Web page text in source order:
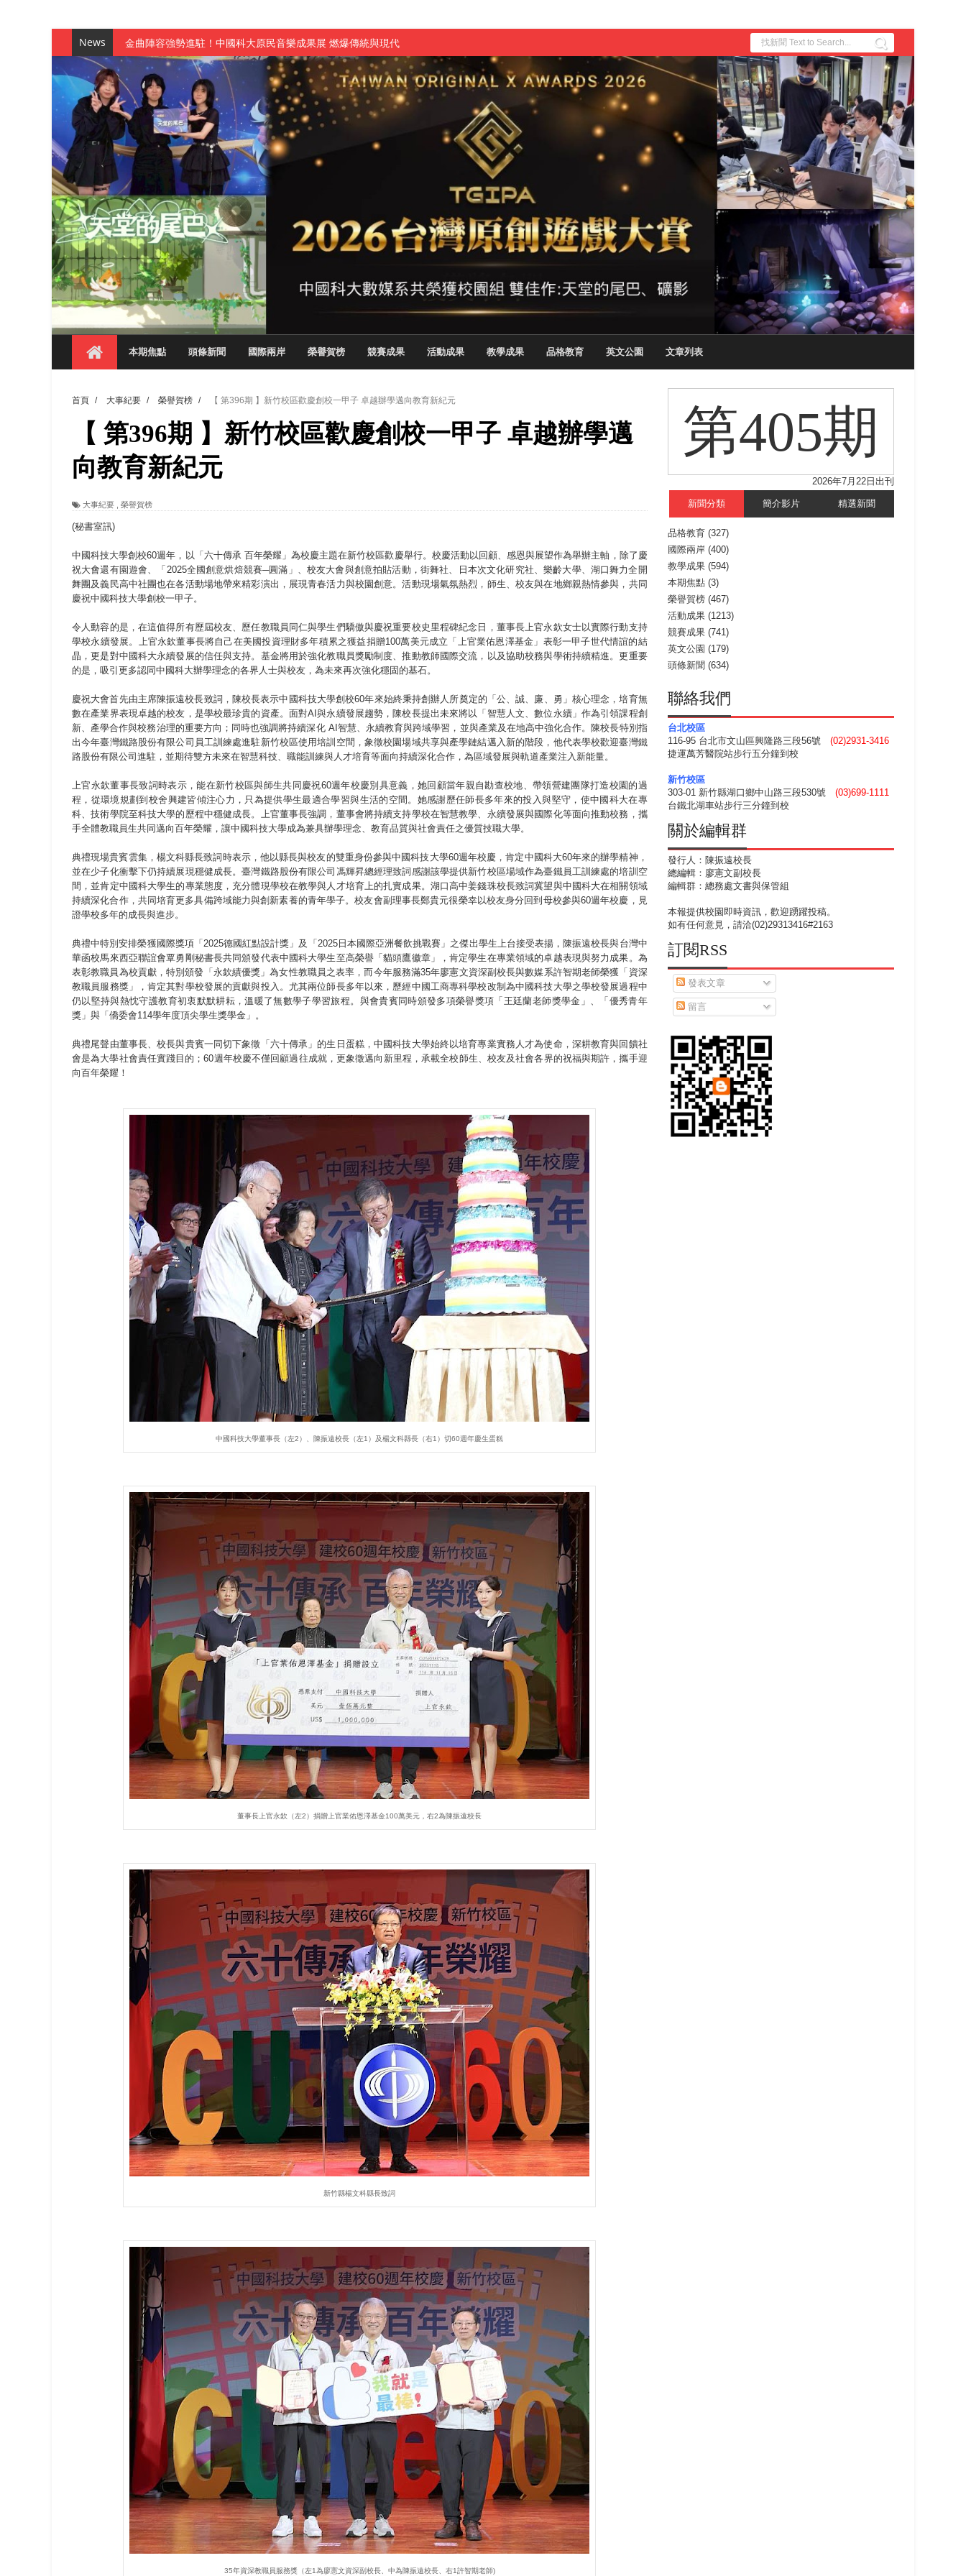
News
金曲陣容強勢進駐！中國科大原民音樂成果展 燃爆傳統與現代
數媒系《天堂的尾巴》、《礦影》勇奪台灣原創遊戲大賞雙佳作
師生攜手磨練一個月！觀管系榮獲天籟盃全國大專廣播詞競賽英文組佳作
一銀彭仁主中國科大開講 解密AI時代的金融轉型與數位正義
通識教育中心主辦「114學年度AI英文自我介紹比賽」成績出爐
數據後的溫度：財金系傑出校友共議「人文素養」 點亮智慧金融時代的跨域新局
森城建設股份有限公司捐贈 嘉惠行管系莘莘學子
產學合作新里程！財金系師生參訪中租控股 探索金融實習優勢
英文公園 315期
【 第404期 】影視系榮獲59屆美國休士頓國際影展最高榮譽白金獎
【 第404期 】你抓得到我嗎？數媒系VR新創遊戲抱回金點新秀獎
【 第404期 】數媒系《光影潛歷史》榮獲全國實務專題競賽第一名
【 第404期 】探索空間設計解方 室設系學子於 2026 TSID 提出具體舊建築再利用提案
【 第404期 】從創意到實踐 數媒系學生於技專校院電腦動畫競賽嶄露頭角
【 第404期 】此夏，向未來！ 中國科大新竹畢典青銀共學、逐夢啟航
領航AI創先例！ 數媒系錄音室獲「杜比全景聲」與「Wwise」雙認證
觀管系展現跨域創新與實作育人成效 AI智慧餐飲管家獲全國第二名
學務處舉辦「董事長『聊』心室」 上官董事長與青年學子溫馨對談 傳遞品格與智慧力量
成人之美成就學生夢想 菁英學程陪伴財金系學生蛻變成金融新星
本期焦點 頭條新聞 國際兩岸 榮譽賀榜 競賽成果 活動成果 教學成果 品格教育 英文公園 文章列表
首頁 / 大事紀要 / 榮譽賀榜 / 【 第396期 】新竹校區歡慶創校一甲子 卓越辦學邁向教育新紀元
【 第396期 】新竹校區歡慶創校一甲子 卓越辦學邁
向教育新紀元
大事紀要 榮譽賀榜
(秘書室訊)
中國科技大學創校60週年，以「六十傳承 百年榮耀」為校慶主題在新竹校區歡慶舉行。校慶活動以回顧、感恩與展望作為舉辦主軸，除了慶
祝大會還有園遊會、「2025全國創意烘焙競賽─圓滿」、校友大會與創意拍貼活動，街舞社、日本次文化研究社、樂齡大學、湖口舞力全開
舞團及義民高中社團也在各活動場地帶來精彩演出，展現青春活力與校園創意。活動現場氣氛熱烈，師生、校友與在地鄉親熱情參與，共同
慶祝中國科技大學創校一甲子。
令人動容的是，在這值得所有歷屆校友、歷任教職員同仁與學生們驕傲與慶祝重要校史里程碑紀念日，董事長上官永欽女士以實際行動支持
學校永續發展。上官永欽董事長將自己在美國投資理財多年積累之獲益捐贈100萬美元成立「上官業佑恩澤基金」表彰一甲子世代情誼的結
晶，更是對中國科大永續發展的信任與支持。基金將用於強化教職員獎勵制度、推動教師國際交流，以及協助校務與學術持續精進。更重要
的是，吸引更多認同中國科大辦學理念的各界人士與校友，為未來再次強化穩固的基石。
慶祝大會首先由主席陳振遠校長致詞，陳校長表示中國科技大學創校60年來始終秉持創辦人所奠定的「公、誠、廉、勇」核心理念，培育無
數在產業界表現卓越的校友，是學校最珍貴的資產。面對AI與永續發展趨勢，陳校長提出未來將以「智慧人文、數位永續」作為引領課程創
新、產學合作與校務治理的重要方向；同時也強調將持續深化 AI智慧、永續教育與跨域學習，並與產業及在地高中強化合作。陳校長特別指
出今年臺灣鐵路股份有限公司員工訓練處進駐新竹校區使用培訓空間，象徵校園場域共享與產學鏈結邁入新的階段，他代表學校歡迎臺灣鐵
路股份有限公司進駐，並期待雙方未來在智慧科技、職能訓練與人才培育等面向持續深化合作，為區域發展與軌道產業注入新能量。
上官永欽董事長致詞時表示，能在新竹校區與師生共同慶祝60週年校慶別具意義，她回顧當年親自勘查校地、帶領營建團隊打造校園的過
程，從環境規劃到校舍興建皆傾注心力，只為提供學生最適合學習與生活的空間。她感謝歷任師長多年來的投入與堅守，使中國科大在專
科、技術學院至科技大學的歷程中穩健成長。上官董事長強調，董事會將持續支持學校在智慧教學、永續發展與國際化等面向推動校務，攜
手全體教職員生共同邁向百年榮耀，讓中國科技大學成為兼具辦學理念、教育品質與社會責任之優質技職大學。
典禮現場貴賓雲集，楊文科縣長致詞時表示，他以縣長與校友的雙重身份參與中國科技大學60週年校慶，肯定中國科大60年來的辦學精神，
並在少子化衝擊下仍持續展現穩健成長。臺灣鐵路股份有限公司馮輝昇總經理致詞感謝該學提供新竹校區場域作為臺鐵員工訓練處的培訓空
間，並肯定中國科大學生的專業態度，充分體現學校在教學與人才培育上的扎實成果。湖口高中姜錢珠校長致詞冀望與中國科大在相關領域
持續深化合作，共同培育更多具備跨域能力與創新素養的青年學子。校友會副理事長鄭貴元很榮幸以校友身分回到母校參與60週年校慶，見
證學校多年的成長與進步。
典禮中特別安排榮獲國際獎項「2025德國紅點設計獎」及「2025日本國際亞洲餐飲挑戰賽」之傑出學生上台接受表揚，陳振遠校長與台灣中
華函校馬來西亞聯誼會覃勇剛秘書長共同頒發代表中國科大學生至高榮譽「貓頭鷹徽章」，肯定學生在專業領域的卓越表現與努力成果。為
表彰教職員為校貢獻，特別頒發「永欽績優獎」為女性教職員之表率，而今年服務滿35年廖憲文資深副校長與數媒系許智期老師榮獲「資深
教職員服務獎」，肯定其對學校發展的貢獻與投入。尤其兩位師長多年以來，歷經中國工商專科學校改制為中國科技大學之學校發展過程中
仍以堅持與熱忱守護教育初衷默默耕耘，溫暖了無數學子學習旅程。與會貴賓同時頒發多項榮譽獎項「王廷蘭老師獎學金」、「優秀青年
獎」與「僑委會114學年度頂尖學生獎學金」。
典禮尾聲由董事長、校長與貴賓一同切下象徵「六十傳承」的生日蛋糕，中國科技大學始終以培育專業實務人才為使命，深耕教育與回饋社
會是為大學社會責任實踐目的；60週年校慶不僅回顧過往成就，更象徵邁向新里程，承載全校師生、校友及社會各界的祝福與期許，攜手迎
向百年榮耀！
中國科技大學董事長（左2）、陳振遠校長（左1）及楊文科縣長（右1）切60週年慶生蛋糕
董事長上官永欽（左2）捐贈上官業佑恩澤基金100萬美元，右2為陳振遠校長
新竹縣楊文科縣長致詞
35年資深教職員服務獎（左1為廖憲文資深副校長、中為陳振遠校長、右1許智期老師)
第405期
2026年7月22日出刊
新聞分類 簡介影片 精選新聞
品格教育 (327)
國際兩岸 (400)
教學成果 (594)
本期焦點 (3)
榮譽賀榜 (467)
活動成果 (1213)
競賽成果 (741)
英文公園 (179)
頭條新聞 (634)
聯絡我們
台北校區
116-95 台北市文山區興隆路三段56號 (02)2931-3416
捷運萬芳醫院站步行五分鐘到校
新竹校區
303-01 新竹縣湖口鄉中山路三段530號 (03)699-1111
台鐵北湖車站步行三分鐘到校
關於編輯群
發行人：陳振遠校長
總編輯：廖憲文副校長
編輯群：總務處文書與保管組
本報提供校園即時資訊，歡迎踴躍投稿。
如有任何意見，請洽(02)29313416#2163
訂閱RSS
發表文章
留言